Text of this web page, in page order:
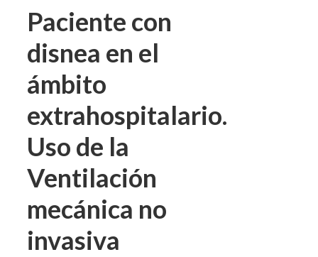
Paciente con
disnea en el
ámbito
extrahospitalario.
Uso de la
Ventilación
mecánica no
invasiva